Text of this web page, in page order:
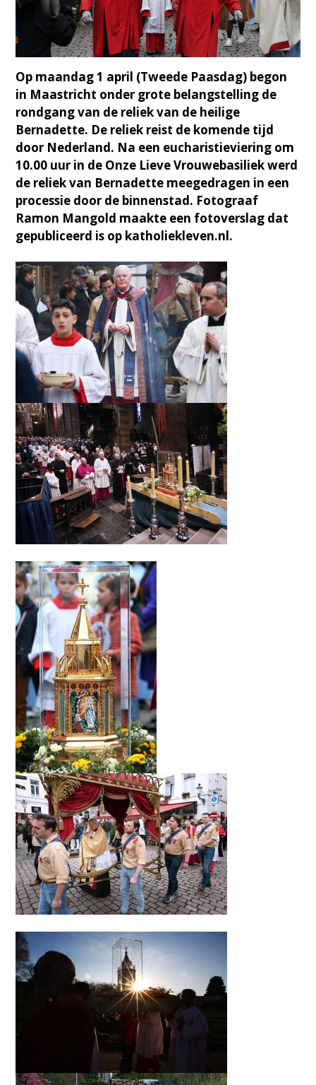
Op maandag 1 april (Tweede Paasdag) begon
in Maastricht onder grote belangstelling de
rondgang van de reliek van de heilige
Bernadette. De reliek reist de komende tijd
door Nederland. Na een eucharistieviering om
10.00 uur in de Onze Lieve Vrouwebasiliek werd
de reliek van Bernadette meegedragen in een
processie door de binnenstad. Fotograaf
Ramon Mangold maakte een fotoverslag dat
gepubliceerd is op katholiekleven.nl.